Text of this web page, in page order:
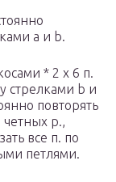
а и b.
* 2 х 6 п.
стрелками b и
повторять
четных р.,
все п. по
петлями.